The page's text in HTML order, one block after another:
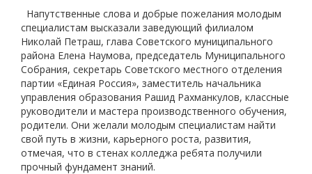
Напутственные слова и добрые пожелания молодым
специалистам высказали заведующий филиалом
Николай Петраш, глава Советского муниципального
района Елена Наумова, председатель Муниципального
Собрания, секретарь Советского местного отделения
партии «Единая Россия», заместитель начальника
управления образования Рашид Рахманкулов, классные
руководители и мастера производственного обучения,
родители. Они желали молодым специалистам найти
свой путь в жизни, карьерного роста, развития,
отмечая, что в стенах колледжа ребята получили
прочный фундамент знаний.